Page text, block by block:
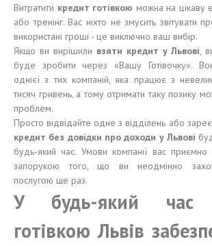
Витратити кредит готівкою можна на цікаву
або тренінг. Вас ніхто не змусить звітувати
використані гроші - це виключно ваш вибір.
Якщо ви вирішили взяти кредит у Львові,
буде зробити через «Вашу Готівочку».
однієї з тих компаній, яка працює з
тисяч гривень, а тому отримати таку позику
проблем.
Просто відвідайте одне з відділень або
кредит без довідки про доходи у Львові
будь-який час. Умови компанії вас приємно
запорукою того, що ви неодмінно
послугою ще раз.
У будь-який час
готівкою Львів